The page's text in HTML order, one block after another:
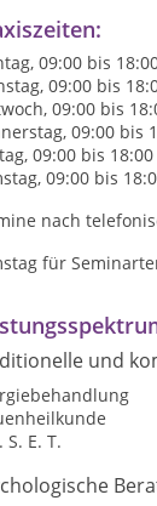
09:00 bis
09:00 bis
09:00 bis
09:00 bis
09:00 bis
09:00 bis
nach
für
und
S. E. T.